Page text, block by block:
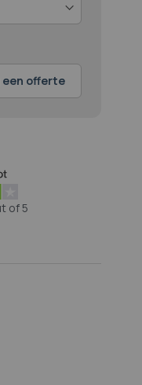
een offerte
of 5